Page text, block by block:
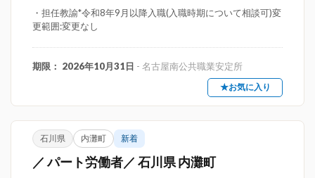
・担任教諭*令和8年9月以降入職(入職時期について相談可)変
更範囲:変更なし
期限： 2026年10月31日 - 名古屋南公共職業安定所
★お気に入り
石川県 内灘町 新着
／ パート労働者／ 石川県 内灘町